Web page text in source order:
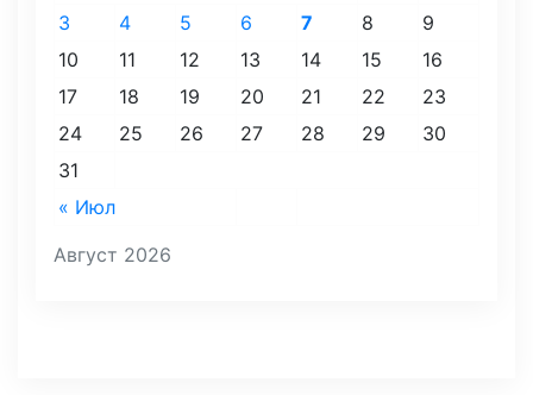
Август 2026
« Июл
3
4 5 6 7 8
9
10
11 12 13 14 15
16
17
18 19 20 21 22
23
24
25 26 27 28 29
30
31